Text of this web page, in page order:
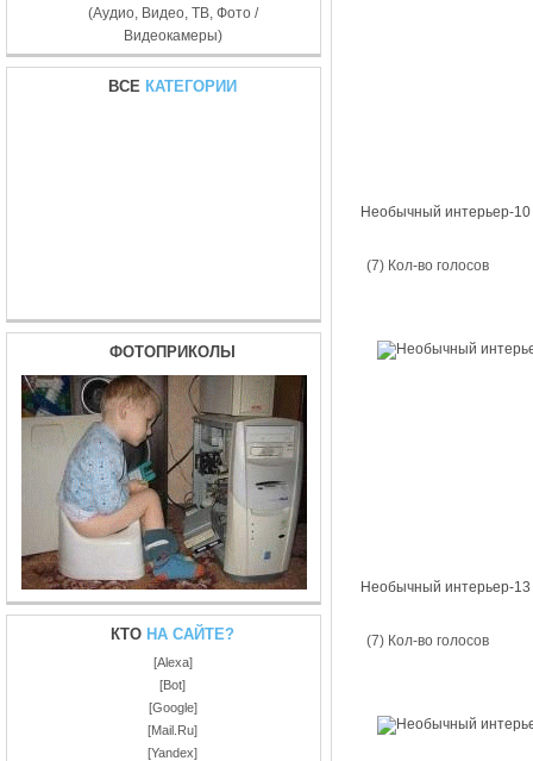
(Аудио, Видео, ТВ, Фото /
Видеокамеры)
ВСЕ КАТЕГОРИИ
ФОТОПРИКОЛЫ
КТО НА САЙТЕ?
[Alexa]
[Bot]
[Google]
[Mail.Ru]
[Yandex]
Необычный интерьер-10
(7) Кол-во голосов
Необычный интерьер-13
(7) Кол-во голосов